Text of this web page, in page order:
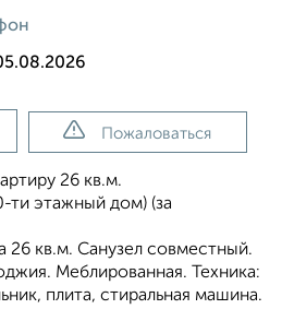
Пожаловаться
26 кв.м.
ти этажный дом) (за
26 кв.м. Санузел совместный.
Меблированная. Техника:
плита, стиральная машина.